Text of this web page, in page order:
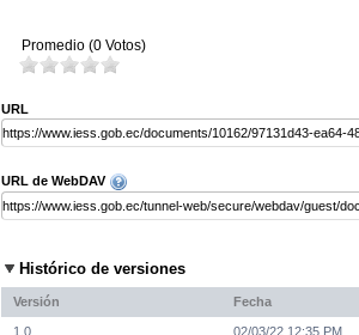
Promedio (0 Votos)
URL
URL de WebDAV
Histórico de versiones
Versión Fecha
1.0 02/03/22 12:35 PM